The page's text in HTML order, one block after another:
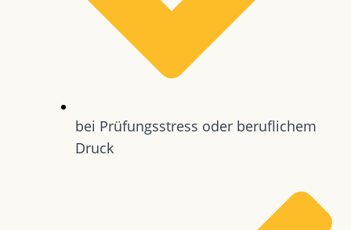
bei Prüfungsstress oder beruflichem
Druck